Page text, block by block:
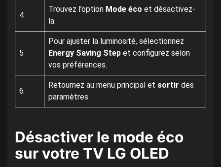
4
Trouvez l’option Mode éco et désactivez-
la.
5
Pour ajuster la luminosité, sélectionnez
Energy Saving Step et configurez selon
vos préférences.
6
Retournez au menu principal et sortir des
paramètres.
Désactiver le mode éco
sur votre TV LG OLED